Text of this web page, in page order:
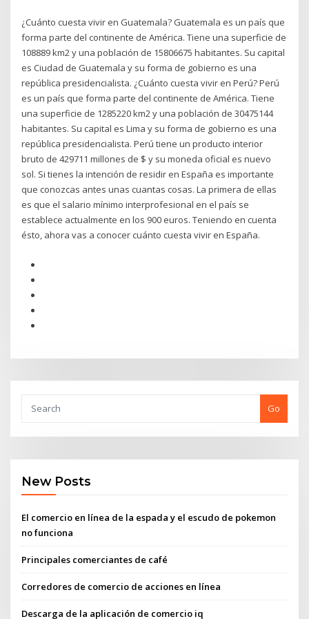
¿Cuánto cuesta vivir en Guatemala? Guatemala es un país que
forma parte del continente de América. Tiene una superficie de
108889 km2 y una población de 15806675 habitantes. Su capital
es Ciudad de Guatemala y su forma de gobierno es una
república presidencialista. ¿Cuánto cuesta vivir en Perú? Perú
es un país que forma parte del continente de América. Tiene
una superficie de 1285220 km2 y una población de 30475144
habitantes. Su capital es Lima y su forma de gobierno es una
república presidencialista. Perú tiene un producto interior
bruto de 429711 millones de $ y su moneda oficial es nuevo
sol. Si tienes la intención de residir en España es importante
que conozcas antes unas cuantas cosas. La primera de ellas
es que el salario mínimo interprofesional en el país se
establece actualmente en los 900 euros. Teniendo en cuenta
ésto, ahora vas a conocer cuánto cuesta vivir en España.
Go
New Posts
El comercio en línea de la espada y el escudo de pokemon
no funciona
Principales comerciantes de café
Corredores de comercio de acciones en línea
Descarga de la aplicación de comercio iq